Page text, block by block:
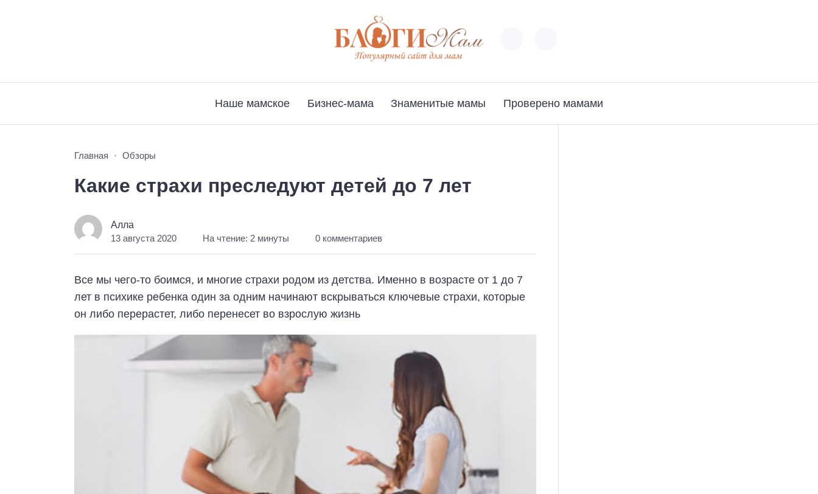
Наше мамское Бизнес-мама Знаменитые мамы Проверено мамами
Главная Обзоры
Какие страхи преследуют детей до 7 лет
Алла
13 августа 2020 На чтение: 2 минуты 0 комментариев
Все мы чего-то боимся, и многие страхи родом из детства. Именно в возрасте от 1 до 7
лет в психике ребенка один за одним начинают вскрываться ключевые страхи, которые
он либо перерастет, либо перенесет во взрослую жизнь